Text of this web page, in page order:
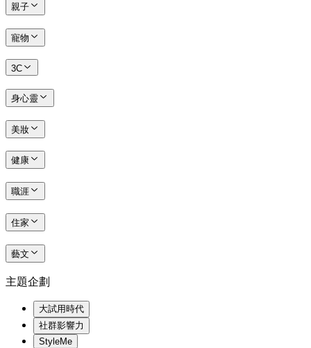
親子
寵物
3C
身心靈
美妝
健康
職涯
住家
藝文
主題企劃
大試用時代
社群影響力
StyleMe